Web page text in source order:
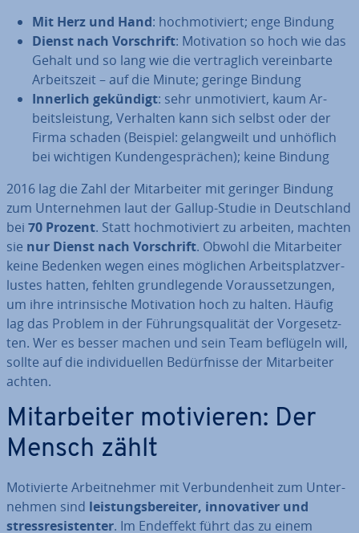
Mit Herz und Hand: hoch­mo­ti­viert; enge Bindung
Dienst nach Vor­schrift: Mo­ti­va­ti­on so hoch wie das
Gehalt und so lang wie die ver­trag­lich ver­ein­bar­te
Ar­beits­zeit – auf die Minute; geringe Bindung
Innerlich gekündigt: sehr un­mo­ti­viert, kaum Ar­
beits­leis­tung, Verhalten kann sich selbst oder der
Firma schaden (Beispiel: ge­lang­weilt und unhöflich
bei wichtigen Kun­den­ge­sprä­chen); keine Bindung
2016 lag die Zahl der Mit­ar­bei­ter mit geringer Bindung
zum Un­ter­neh­men laut der Gallup-Studie in Deutsch­land
bei 70 Prozent. Statt hoch­mo­ti­viert zu arbeiten, machten
sie nur Dienst nach Vor­schrift. Obwohl die Mit­ar­bei­ter
keine Bedenken wegen eines möglichen Ar­beits­platz­ver­
lus­tes hatten, fehlten grund­le­gen­de Vor­aus­set­zun­gen,
um ihre in­trin­si­sche Mo­ti­va­ti­on hoch zu halten. Häufig
lag das Problem in der Füh­rungs­qua­li­tät der Vor­ge­setz­
ten. Wer es besser machen und sein Team beflügeln will,
sollte auf die in­di­vi­du­el­len Be­dürf­nis­se der Mit­ar­bei­ter
achten.
Mit­ar­bei­ter mo­ti­vie­ren: Der
Mensch zählt
Mo­ti­vier­te Ar­beit­neh­mer mit Ver­bun­den­heit zum Un­ter­
neh­men sind leis­tungs­be­rei­ter, in­no­va­ti­ver und
stress­re­sis­ten­ter. Im Endeffekt führt das zu einem